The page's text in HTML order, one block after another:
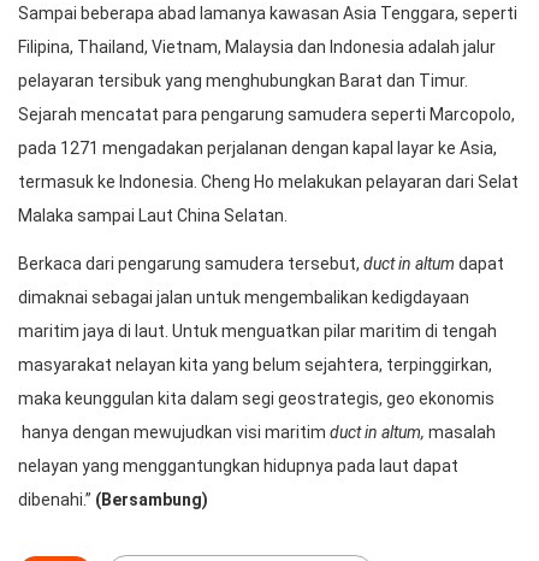
Sampai beberapa abad lamanya kawasan Asia Tenggara, seperti
Filipina, Thailand, Vietnam, Malaysia dan Indonesia adalah jalur
pelayaran tersibuk yang menghubungkan Barat dan Timur.
Sejarah mencatat para pengarung samudera seperti Marcopolo,
pada 1271 mengadakan perjalanan dengan kapal layar ke Asia,
termasuk ke Indonesia. Cheng Ho melakukan pelayaran dari Selat
Malaka sampai Laut China Selatan.
Berkaca dari pengarung samudera tersebut, duct in altum dapat
dimaknai sebagai jalan untuk mengembalikan kedigdayaan
maritim jaya di laut. Untuk menguatkan pilar maritim di tengah
masyarakat nelayan kita yang belum sejahtera, terpinggirkan,
maka keunggulan kita dalam segi geostrategis, geo ekonomis
hanya dengan mewujudkan visi maritim duct in altum, masalah
nelayan yang menggantungkan hidupnya pada laut dapat
dibenahi.” (Bersambung)